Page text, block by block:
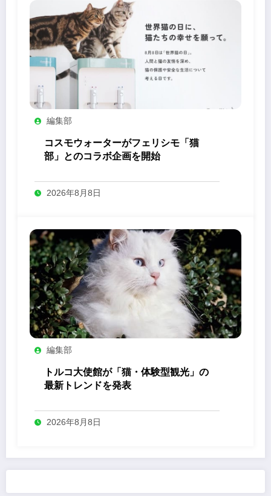
編集部
コスモウォーターがフェリシモ「猫
部」とのコラボ企画を開始
2026年8月8日
編集部
トルコ大使館が「猫・体験型観光」の
最新トレンドを発表
2026年8月8日